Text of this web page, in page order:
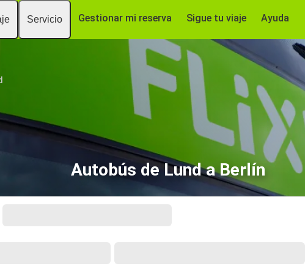
Servicio Gestionar mi reserva Sigue tu viaje Ayuda
Autobús de Lund a Berlín